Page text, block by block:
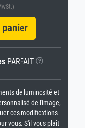
PARFAIT
de luminosité et
de l'image,
ces modifications
vous. S'il vous plaît